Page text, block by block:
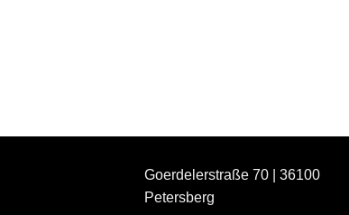
Goerdelerstraße 70 | 36100
Petersberg